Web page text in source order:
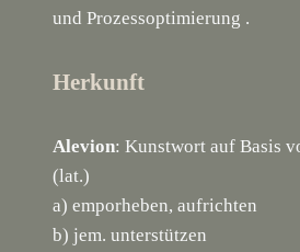
und Prozessoptimierung .
Herkunft
Alevion: Kunstwort auf Basis
(lat.)
a) emporheben, aufrichten
b) jem. unterstützen